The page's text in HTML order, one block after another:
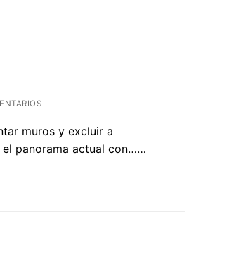
muros y excluir a
panorama actual con……